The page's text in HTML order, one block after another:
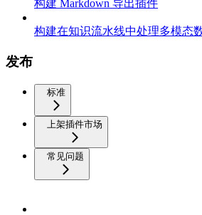
构建 Markdown 导出插件
构建在知识流水线中处理多模态
发布
标准
上架插件市场
常见问题